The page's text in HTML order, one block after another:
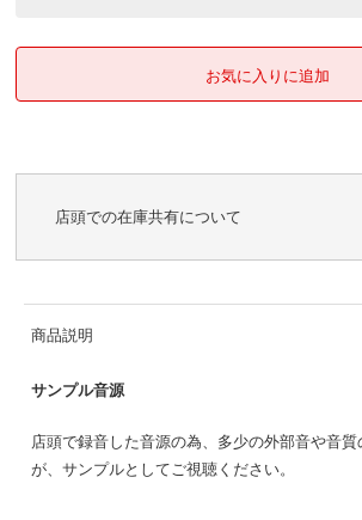
店頭での在庫共有について
商品説明
サンプル音源
店頭で録音した音源の為、多少の外部音や音
が、サンプルとしてご視聴ください。